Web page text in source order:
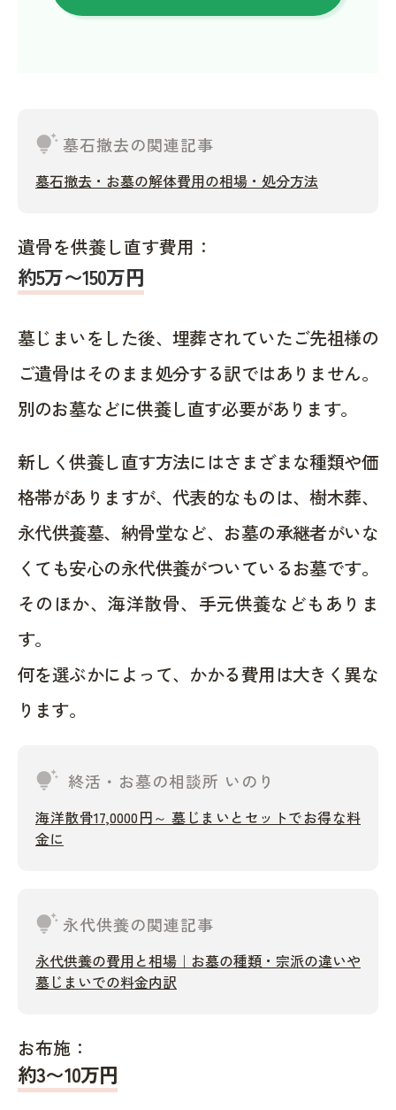
tips_and_updates墓石撤去の関連記事
墓石撤去・お墓の解体費用の相場・処分方法
遺骨を供養し直す費用：
約5万〜150万円
墓じまいをした後、埋葬されていたご先祖様の
ご遺骨はそのまま処分する訳ではありません。
別のお墓などに供養し直す必要があります。
新しく供養し直す方法にはさまざまな種類や価
格帯がありますが、代表的なものは、樹木葬、
永代供養墓、納骨堂など、お墓の承継者がいな
くても安心の永代供養がついているお墓です。
そのほか、海洋散骨、手元供養などもありま
す。
何を選ぶかによって、かかる費用は大きく異な
ります。
tips_and_updates 終活・お墓の相談所 いのり
海洋散骨17,0000円～ 墓じまいとセットでお得な料
金に
tips_and_updates 永代供養の関連記事
永代供養の費用と相場｜お墓の種類・宗派の違いや
墓じまいでの料金内訳
お布施：
約3〜10万円